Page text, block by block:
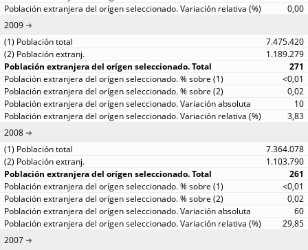
0,00
2009
7.475.420
1.189.279
271
<0,01
0,02
10
3,83
2008
7.364.078
1.103.790
261
<0,01
0,02
60
29,85
2007